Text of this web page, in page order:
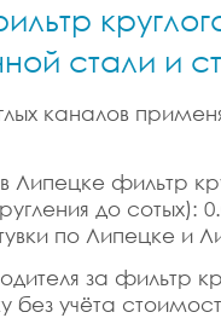
стали и
каналов
Липецке фильтр
до
по Липецке и
за фильтр
без учёта